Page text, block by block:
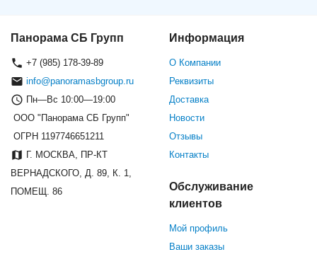
Панорама СБ Групп
+7 (985) 178-39-89
info@panoramasbgroup.ru
Пн—Вс 10:00—19:00
ООО "Панорама СБ Групп"
ОГРН 1197746651211
Г. МОСКВА, ПР-КТ
ВЕРНАДСКОГО, Д. 89, К. 1,
ПОМЕЩ. 86
Информация
О Компании
Реквизиты
Доставка
Новости
Отзывы
Контакты
Обслуживание
клиентов
Мой профиль
Ваши заказы